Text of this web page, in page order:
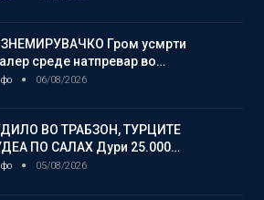
Гром усмрти
среде натпревар во…
06/08/2026
ВО ТРАБЗОН, ТУРЦИТЕ
ПО САЛАХ Дури 25.000…
05/08/2026